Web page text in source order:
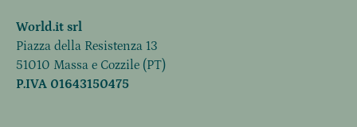
World.it srl
Piazza della Resistenza 13
51010 Massa e Cozzile (PT)
P.IVA 01643150475